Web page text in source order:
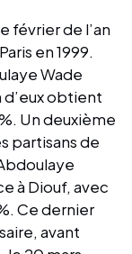
février de l’an
en 1999.
Wade
obtient
Un deuxième
partisans de
à Diouf, avec
Ce dernier
avant